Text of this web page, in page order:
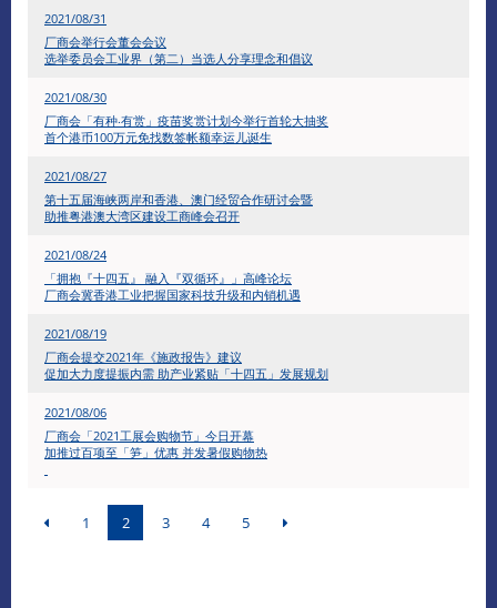
2021/08/31
厂商会举行会董会会议
选举委员会工业界（第二）当选人分享理念和倡议
2021/08/30
厂商会「有种‧有赏」疫苗奖赏计划今举行首轮大抽奖
首个港币100万元免找数签帐额幸运儿诞生
2021/08/27
第十五届海峡两岸和香港、澳门经贸合作研讨会暨
助推粤港澳大湾区建设工商峰会召开
2021/08/24
「拥抱『十四五』 融入『双循环』」高峰论坛
厂商会冀香港工业把握国家科技升级和内销机遇
2021/08/19
厂商会提交2021年《施政报告》建议
促加大力度提振内需 助产业紧贴「十四五」发展规划
2021/08/06
厂商会「2021工展会购物节」今日开幕
加推过百项至「笋」优惠 并发暑假购物热
1 2 3 4 5